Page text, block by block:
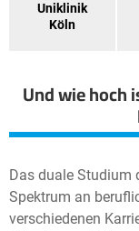
Uniklinik
Köln
Und wie hoch
Das duale Studium
Spektrum an
verschiedenen